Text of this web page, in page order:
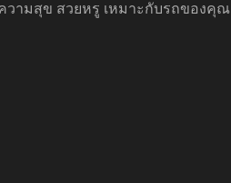
วามสุข สวยหรู เหมาะกับรถของคุณ